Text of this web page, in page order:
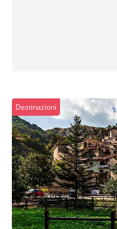
Destinazioni